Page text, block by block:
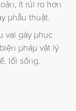
ít rủi ro hơn
phẫu thuật.
vai gáy phục
pháp vật lý
lối sống.